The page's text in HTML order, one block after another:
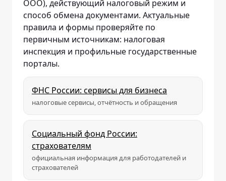
ООО), действующий налоговый режим и
способ обмена документами. Актуальные
правила и формы проверяйте по
первичным источникам: налоговая
инспекция и профильные государственные
порталы.
ФНС России: сервисы для бизнеса
налоговые сервисы, отчётность и обращения
Социальный фонд России:
страхователям
официальная информация для работодателей и
страхователей